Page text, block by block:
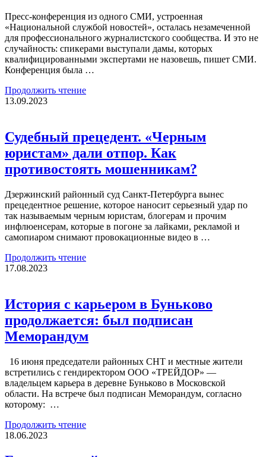
Пресс-конференция из одного СМИ, устроенная
«Национальной службой новостей», осталась незамеченной
для профессионального журналистского сообщества. И это не
случайность: спикерами выступали дамы, которых
квалифицированными экспертами не назовешь, пишет СМИ.
Конференция была …
Продолжить чтение
13.09.2023
Судебный прецедент. «Черным
юристам» дали отпор. Как
противостоять мошенникам?
Дзержинский районный суд Санкт-Петербурга вынес
прецедентное решение, которое наносит серьезный удар по
так называемым черным юристам, блогерам и прочим
инфлюенсерам, которые в погоне за лайками, рекламой и
самопиаром снимают провокационные видео в …
Продолжить чтение
17.08.2023
История с карьером в Буньково
продолжается: был подписан
Меморандум
16 июня председатели районных СНТ и местные жители
встретились с гендиректором ООО «ТРЕЙДОР» —
владельцем карьера в деревне Буньково в Московской
области. На встрече был подписан Меморандум, согласно
которому: …
Продолжить чтение
18.06.2023